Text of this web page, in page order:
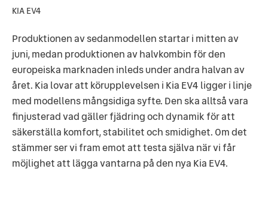
KIA EV4
Produktionen av sedanmodellen startar i mitten av
juni, medan produktionen av halvkombin för den
europeiska marknaden inleds under andra halvan av
året. Kia lovar att körupplevelsen i Kia EV4 ligger i linje
med modellens mångsidiga syfte. Den ska alltså vara
finjusterad vad gäller fjädring och dynamik för att
säkerställa komfort, stabilitet och smidighet. Om det
stämmer ser vi fram emot att testa själva när vi får
möjlighet att lägga vantarna på den nya Kia EV4.